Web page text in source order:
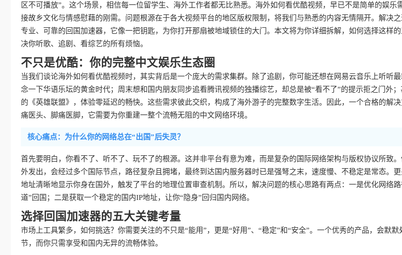
区不可播放”。这个场景，相信每一位留学生、海外工作者都无比熟悉。海外如何看优酷视频，早已不是简单的娱乐
接故乡文化与情感慰藉的刚需。问题根源在于各大视频平台的地区版权限制，将我们与熟悉的内容无情隔开。解决
专业、可靠的回国加速器，它像一把钥匙，为你打开那扇被地域锁住的大门。本文将为你详细拆解，如何选择这样
决你听歌、追剧、看综艺的所有烦恼。
不只是优酷：你的完整中文娱乐生态圈
当我们谈论海外如何看优酷视频时，其实背后是一个庞大的需求集群。除了追剧，你可能还想在网易云音乐上听听
念一下华语乐坛的黄金时代；周末想和国内朋友同步追看腾讯视频的独播综艺，却总是被“看不了”的提示拒之门外
的《英雄联盟》，体验零延迟的畅快。这些需求彼此交织，构成了海外游子的完整数字生活。因此，一个合格的解
痛医头、脚痛医脚，它需要为你重建一整个流畅无阻的中文网络环境。
核心痛点：为什么你的网络总在“出国”后失灵？
首先要明白，你看不了、听不了、玩不了的根源。这并非平台有意为难，而是复杂的国际网络架构与版权协议所致
外发出，会经过多个国际节点，路径复杂且拥堵，最终到达国内服务器时已是强弩之末，速度慢、不稳定是常态。
地址清晰地显示你身在国外，触发了平台的地理位置审查机制。所以，解决问题的核心思路有两点：一是优化网络
道”回国；二是获取一个稳定的国内IP地址，让你“隐身”回归国内网络。
选择回国加速器的五大关键考量
市场上工具繁多，如何挑选？你需要关注的不只是“能用”，更是“好用”、“稳定”和“安全”。一个优秀的产品，会默默
节，而你只需享受和国内无异的流畅体验。